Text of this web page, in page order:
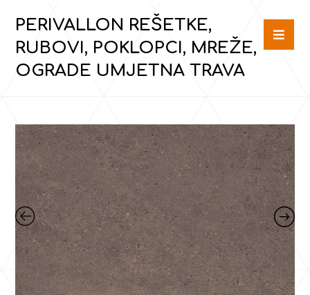
PERIVALLON REŠETKE,
RUBOVI, POKLOPCI, MREŽE,
OGRADE UMJETNA TRAVA